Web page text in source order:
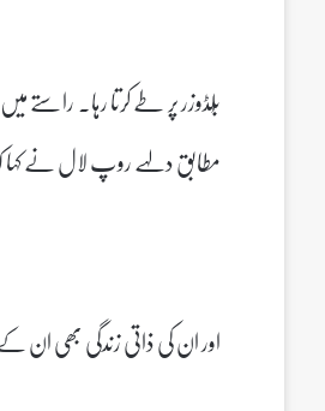
بُلڈوزر پر طے کرتا رہا۔ راستے
مطابق دلہے روپ لال نے کہا
اور ان کی ذاتی زندگی بھی ان